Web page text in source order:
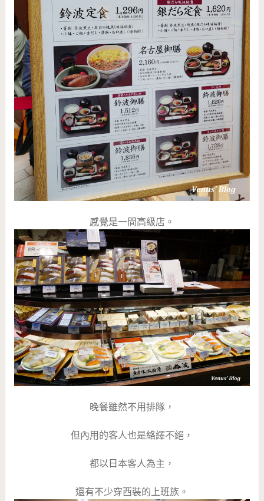
感覺是一間高級店。
晚餐雖然不用排隊，
但內用的客人也是絡繹不絕，
都以日本客人為主，
還有不少穿西裝的上班族。